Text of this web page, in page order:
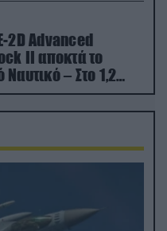
2D Advanced
II αποκτά το
Ναυτικό – Στο 1,2
κόστος